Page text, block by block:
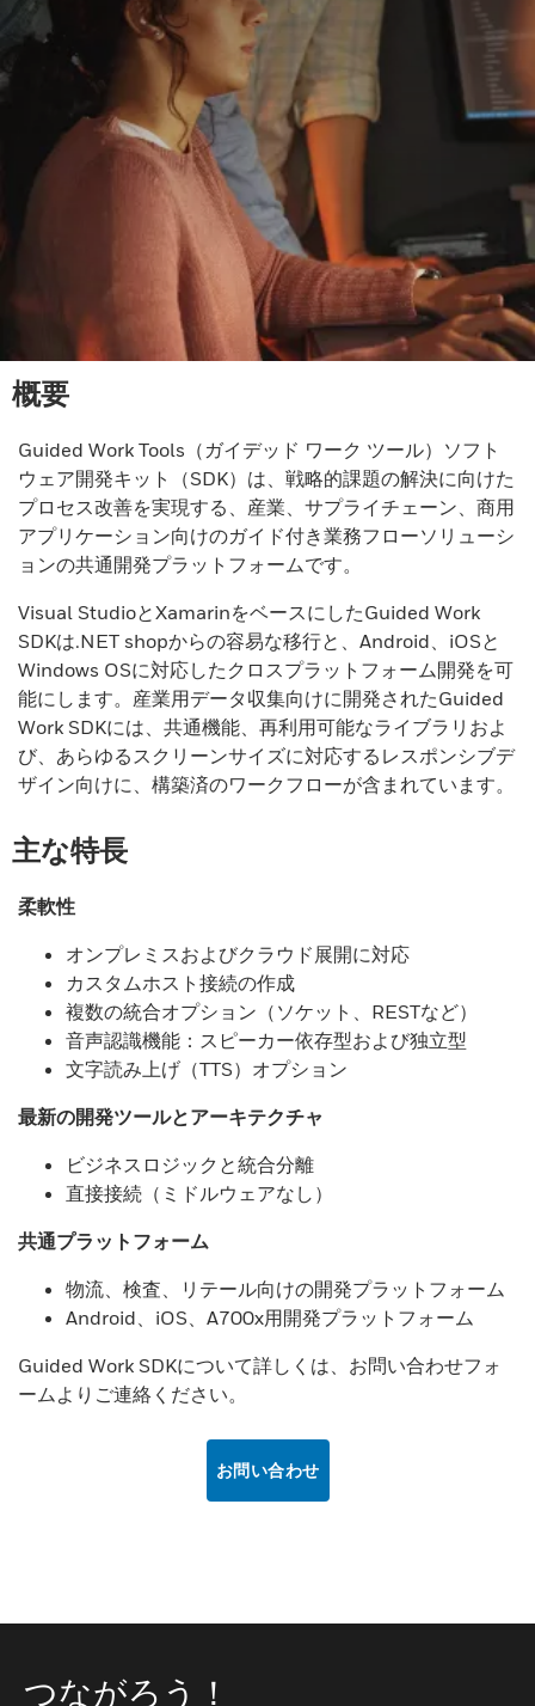
概要
Guided Work Tools（ガイデッド ワーク ツール）ソフト
ウェア開発キット（SDK）は、戦略的課題の解決に向けた
プロセス改善を実現する、産業、サプライチェーン、商用
アプリケーション向けのガイド付き業務フローソリューシ
ョンの共通開発プラットフォームです。
Visual StudioとXamarinをベースにしたGuided Work
SDKは.NET shopからの容易な移行と、Android、iOSと
Windows OSに対応したクロスプラットフォーム開発を可
能にします。産業用データ収集向けに開発されたGuided
Work SDKには、共通機能、再利用可能なライブラリおよ
び、あらゆるスクリーンサイズに対応するレスポンシブデ
ザイン向けに、構築済のワークフローが含まれています。
主な特長
柔軟性
オンプレミスおよびクラウド展開に対応
カスタムホスト接続の作成
複数の統合オプション（ソケット、RESTなど）
音声認識機能：スピーカー依存型および独立型
文字読み上げ（TTS）オプション
最新の開発ツールとアーキテクチャ
ビジネスロジックと統合分離
直接接続（ミドルウェアなし）
共通プラットフォーム
物流、検査、リテール向けの開発プラットフォーム
Android、iOS、A700x用開発プラットフォーム
Guided Work SDKについて詳しくは、お問い合わせフォ
ームよりご連絡ください。
お問い合わせ
つながろう！